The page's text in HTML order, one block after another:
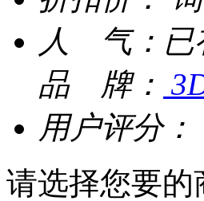
人 气： 已
品 牌：
用户评分：
请选择您要的